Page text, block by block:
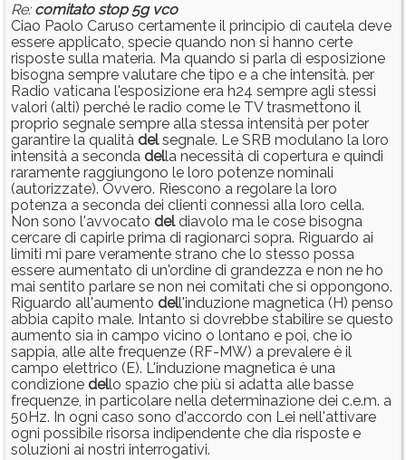
Re: comitato stop 5g vco
Ciao Paolo Caruso certamente il principio di cautela deve
essere applicato, specie quando non si hanno certe
risposte sulla materia. Ma quando si parla di esposizione
bisogna sempre valutare che tipo e a che intensità. per
Radio vaticana l'esposizione era h24 sempre agli stessi
valori (alti) perché le radio come le TV trasmettono il
proprio segnale sempre alla stessa intensità per poter
garantire la qualità delsegnale. Le SRB modulano la loro
intensità a seconda della necessità di copertura e quindi
raramente raggiungono le loro potenze nominali
(autorizzate). Ovvero. Riescono a regolare la loro
potenza a seconda dei clienti connessi alla loro cella.
Non sono l'avvocato deldiavolo ma le cose bisogna
cercare di capirle prima di ragionarci sopra. Riguardo ai
limiti mi pare veramente strano che lo stesso possa
essere aumentato di un'ordine di grandezza e non ne ho
mai sentito parlare se non nei comitati che si oppongono.
Riguardo all'aumento dell'induzione magnetica (H) penso
abbia capito male. Intanto si dovrebbe stabilire se questo
aumento sia in campo vicino o lontano e poi, che io
sappia, alle alte frequenze (RF-MW) a prevalere è il
campo elettrico (E). L'induzione magnetica è una
condizione dello spazio che più si adatta alle basse
frequenze, in particolare nella determinazione dei c.e.m. a
50Hz. In ogni caso sono d'accordo con Lei nell'attivare
ogni possibile risorsa indipendente che dia risposte e
soluzioni ai nostri interrogativi.